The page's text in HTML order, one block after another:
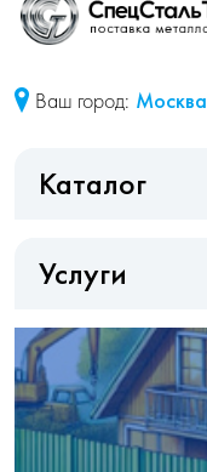
Ваш город: Москва
Каталог
Услуги